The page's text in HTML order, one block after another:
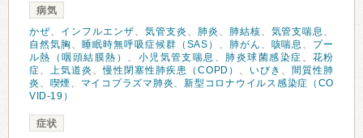
病気
かぜ、 インフルエンザ、 気管支炎 、 肺炎 、 肺結核、 気管支喘息 、
自然気胸 、 睡眠時無呼吸症候群（SAS） 、 肺がん 、 咳喘息 、 プー
ル熱（咽頭結膜熱） 、 小児気管支喘息 、 肺炎球菌感染症 、 花粉
症、上気道炎 、慢性閉塞性肺疾患（COPD） 、 いびき 、 間質性肺
炎 、 喫煙 、 マイコプラズマ肺炎、新型コロナウイルス感染症（CO
VID-19）
症状